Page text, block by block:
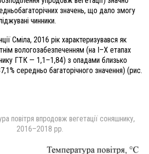
значень, що дало змогу
чинники.
Сміла, 2016 рік характеризувався як
вологозабезпеченням (на І–Х етапах
ГТК — 1,1–1,84) з опадами близько
середньо багаторічного значення) (рис.
повітря впродовж вегетації соняшнику,
2016–2018 рр.